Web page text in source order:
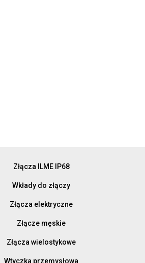
Złącza ILME IP68
Wkłady do złączy
Złącza elektryczne
Złącze męskie
Złącza wielostykowe
Wtyczka przemysłowa